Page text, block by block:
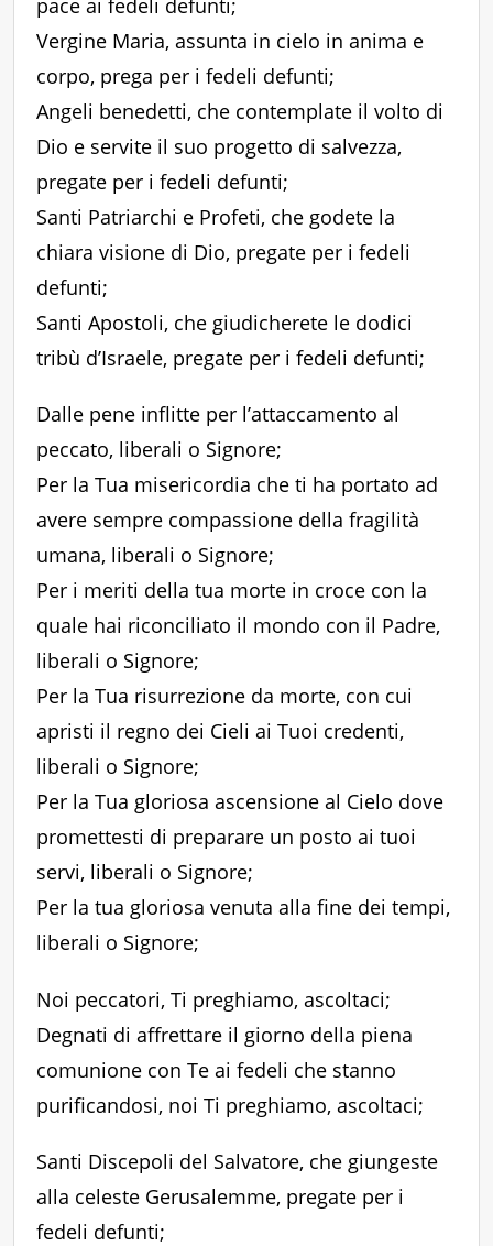
pace ai fedeli defunti;
Vergine Maria, assunta in cielo in anima e
corpo, prega per i fedeli defunti;
Angeli benedetti, che contemplate il volto di
Dio e servite il suo progetto di salvezza,
pregate per i fedeli defunti;
Santi Patriarchi e Profeti, che godete la
chiara visione di Dio, pregate per i fedeli
defunti;
Santi Apostoli, che giudicherete le dodici
tribù d’Israele, pregate per i fedeli defunti;
Dalle pene inflitte per l’attaccamento al
peccato, liberali o Signore;
Per la Tua misericordia che ti ha portato ad
avere sempre compassione della fragilità
umana, liberali o Signore;
Per i meriti della tua morte in croce con la
quale hai riconciliato il mondo con il Padre,
liberali o Signore;
Per la Tua risurrezione da morte, con cui
apristi il regno dei Cieli ai Tuoi credenti,
liberali o Signore;
Per la Tua gloriosa ascensione al Cielo dove
promettesti di preparare un posto ai tuoi
servi, liberali o Signore;
Per la tua gloriosa venuta alla fine dei tempi,
liberali o Signore;
Noi peccatori, Ti preghiamo, ascoltaci;
Degnati di affrettare il giorno della piena
comunione con Te ai fedeli che stanno
purificandosi, noi Ti preghiamo, ascoltaci;
Santi Discepoli del Salvatore, che giungeste
alla celeste Gerusalemme, pregate per i
fedeli defunti;